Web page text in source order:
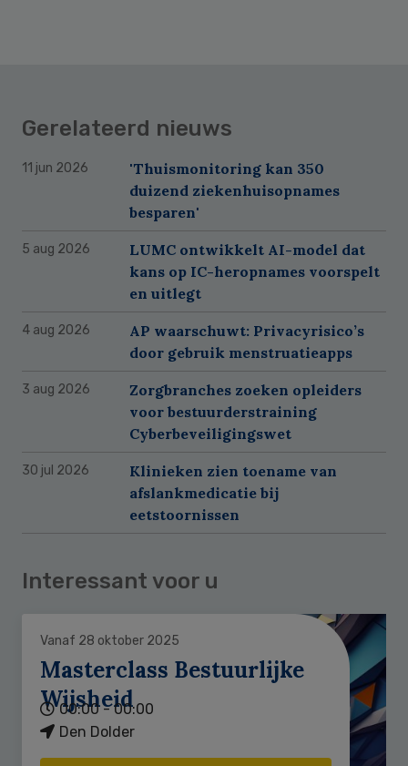
Gerelateerd nieuws
11 jun 2026
'Thuismonitoring kan 350
duizend ziekenhuisopnames
besparen'
5 aug 2026
LUMC ontwikkelt AI-model dat
kans op IC-heropnames voorspelt
en uitlegt
4 aug 2026
AP waarschuwt: Privacyrisico’s
door gebruik menstruatieapps
3 aug 2026
Zorgbranches zoeken opleiders
voor bestuurderstraining
Cyberbeveiligingswet
30 jul 2026
Klinieken zien toename van
afslankmedicatie bij
eetstoornissen
Interessant voor u
Vanaf 28 oktober 2025
Masterclass Bestuurlijke
Wijsheid
00:00 - 00:00
Den Dolder